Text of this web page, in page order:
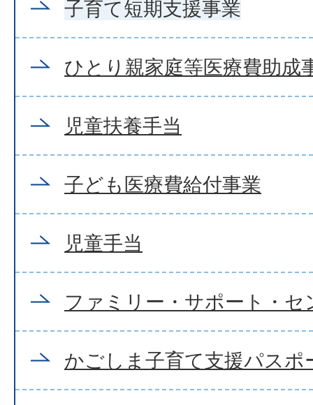
子育て短期支援事業
ひとり親家庭等医療費助成
児童扶養手当
子ども医療費給付事業
児童手当
ファミリー・サポート・セ
かごしま子育て支援パスポ